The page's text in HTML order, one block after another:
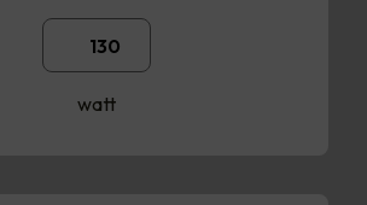
watt